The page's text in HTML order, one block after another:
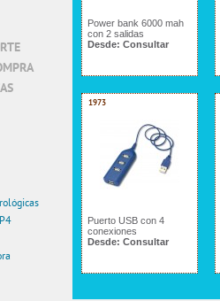
Power bank 6000 mah
con 2 salidas
Desde: Consultar
1973
Puerto USB con 4
conexiones
Desde: Consultar